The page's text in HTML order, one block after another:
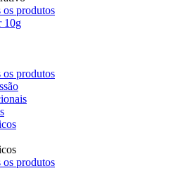
os produtos
10g
os produtos
os produtos